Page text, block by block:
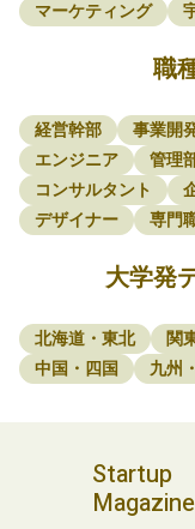
マーケティング
職
経営幹部 事業開
エンジニア
管理
コンサルタント
デザイナー
専門
大学発
北海道・東北 関
中国・四国
九州
Startup
Magazine